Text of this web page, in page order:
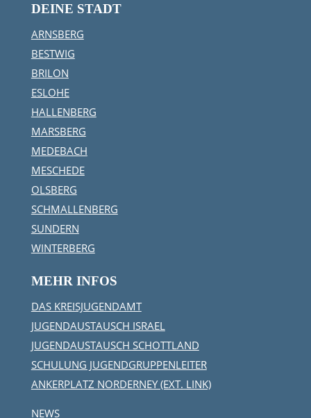
DEINE STADT
ARNSBERG
BESTWIG
BRILON
ESLOHE
HALLENBERG
MARSBERG
MEDEBACH
MESCHEDE
OLSBERG
SCHMALLENBERG
SUNDERN
WINTERBERG
MEHR INFOS
DAS KREISJUGENDAMT
JUGENDAUSTAUSCH ISRAEL
JUGENDAUSTAUSCH SCHOTTLAND
SCHULUNG JUGENDGRUPPENLEITER
ANKERPLATZ NORDERNEY (EXT. LINK)
NEWS